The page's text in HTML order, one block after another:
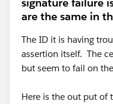
are the same in
The ID it is having
assertion itself. The
but seem to fail on
Here is the out put of